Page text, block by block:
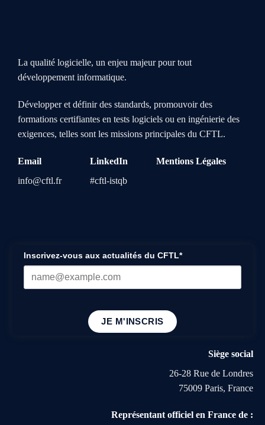
La qualité logicielle, un enjeu majeur pour tout
développement informatique.
Développer et définir des standards, promouvoir des
formations certifiantes en tests logiciels ou en ingénierie des
exigences, telles sont les missions principales du CFTL.
Email
info@cftl.fr
LinkedIn
#cftl-istqb
Mentions Légales
Inscrivez-vous aux actualités du CFTL*
JE M'INSCRIS
Siège social
26-28 Rue de Londres
75009 Paris, France
Représentant officiel en France de :